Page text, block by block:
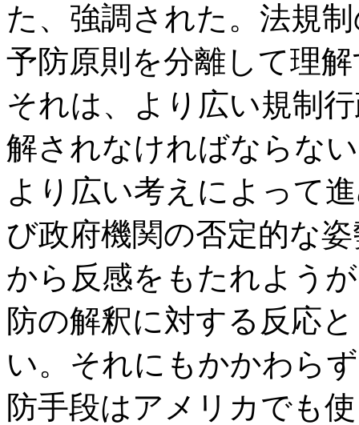
た、強調された。法規
予防原則を分離して理
それは、より広い規制
解されなければならな
より広い考えによって
び政府機関の否定的な
から反感をもたれよう
防の解釈に対する反応
い。それにもかかわら
防手段はアメリカでも